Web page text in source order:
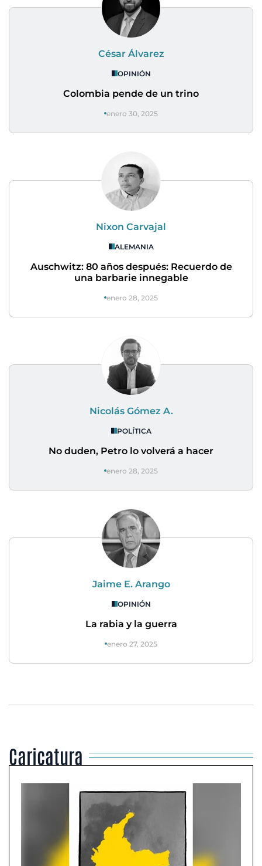
César Álvarez
OPINIÓN
Colombia pende de un trino
enero 30, 2025
Nixon Carvajal
ALEMANIA
Auschwitz: 80 años después: Recuerdo de
una barbarie innegable
enero 28, 2025
Nicolás Gómez A.
POLÍTICA
No duden, Petro lo volverá a hacer
enero 28, 2025
Jaime E. Arango
OPINIÓN
La rabia y la guerra
enero 27, 2025
Caricatura